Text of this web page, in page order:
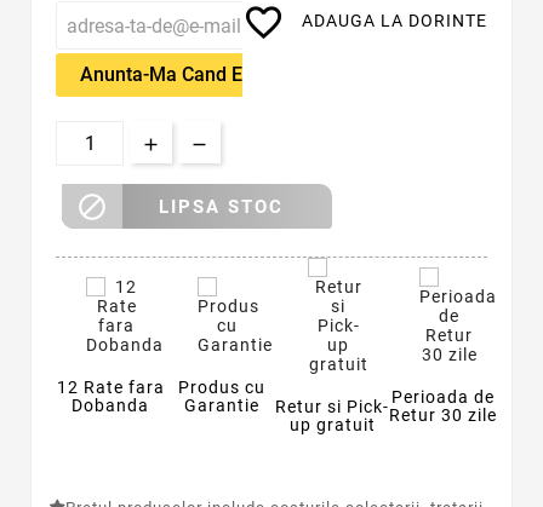
Anunta-Ma Cand Este Disponibil
favorite_border ADAUGA LA DORINTE
 LIPSA STOC
12 Rate fara
Dobanda
Produs cu
Garantie
Retur si Pick-
up gratuit
Perioada de
Retur 30 zile